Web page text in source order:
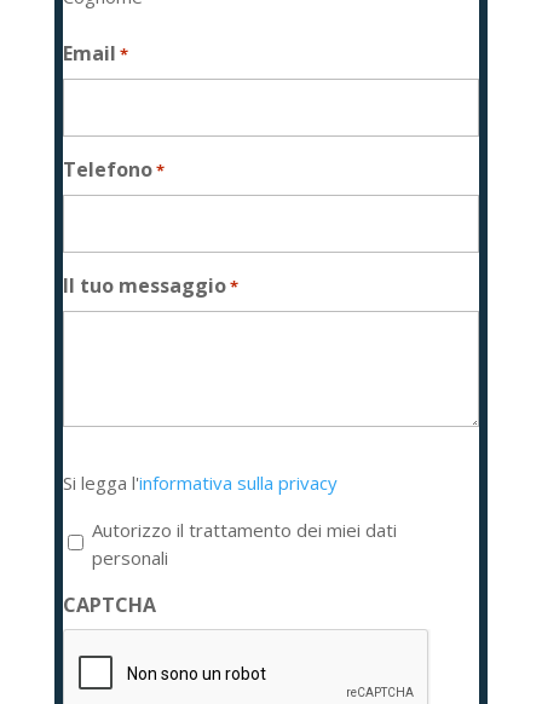
Email *
Telefono*
Il tuo messaggio*
legga
l'informativa
sulla
privacy
*
Si legga l'informativa sulla privacy
Autorizzo il trattamento dei miei dati
personali
CAPTCHA